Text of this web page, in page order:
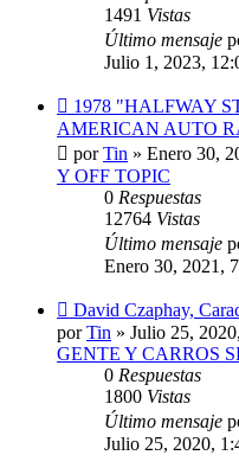
1491 Vistas
Último mensaje
Julio 1, 2023,
Nuevo
mensaje
1978 "HALFWAY
AMERICAN AUTO
porTin » Enero 30,
Y OFF TOPIC
0 Respuestas
12764 Vistas
Último mensaje
Enero 30, 2021,
Nuevo
mensaje
David Czaphay,
porTin » Julio 25,
GENTE Y CARROS
0 Respuestas
1800 Vistas
Último mensaje
Julio 25, 2020,